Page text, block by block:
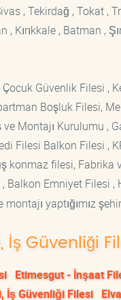
, Tekirdağ , Tokat ,
Kırıkkale , Batman ,
Güvenlik Filesi ,
Boşluk Filesi,
ve Montajı Kurulumu
Filesi Balkon Filesi ,
konmaz filesi,
Balkon Emniyet Filesi
montajı yaptığımız
İş Güvenliği
Etimesgut - İnşaat
İş Güvenliği Filesi